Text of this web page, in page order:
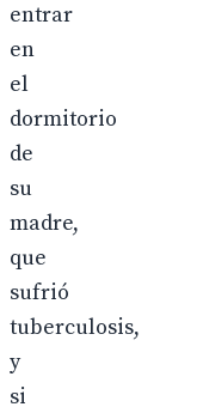
entrar
en
el
dormitorio
de
su
madre,
que
sufrió
tuberculosis,
y
si